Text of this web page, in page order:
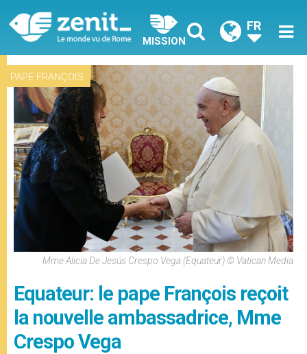
MISSION
FR
PAPE FRANÇOIS
Mme Alicia De Jesús Crespo Vega (Equateur) © Vatican Media
Equateur: le pape François reçoit
la nouvelle ambassadrice, Mme
Crespo Vega